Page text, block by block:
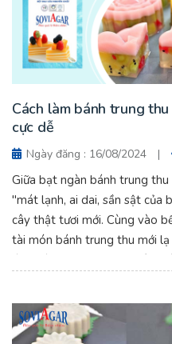
Cách làm bánh trung
cực dễ
Ngày đăng : 16/08/2024 |
Giữa bạt ngàn bánh trung
"mát lạnh, ai dai, sần sật của
cây thật tươi mới. Cùng vào
tài món bánh trung thu mới lạ
làm bánh trung thu rau câu